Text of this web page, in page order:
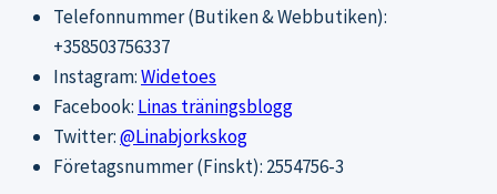
Telefonnummer (Butiken & Webbutiken):
+358503756337
Instagram:Widetoes
Facebook: Linas träningsblogg
Twitter:@Linabjorkskog
Företagsnummer (Finskt): 2554756-3